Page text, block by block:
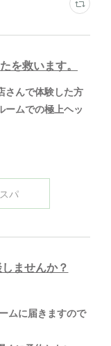
を救います。
さんで体験した方
ームでの極上ヘッ
パ
ませんか？
ムに届きますので